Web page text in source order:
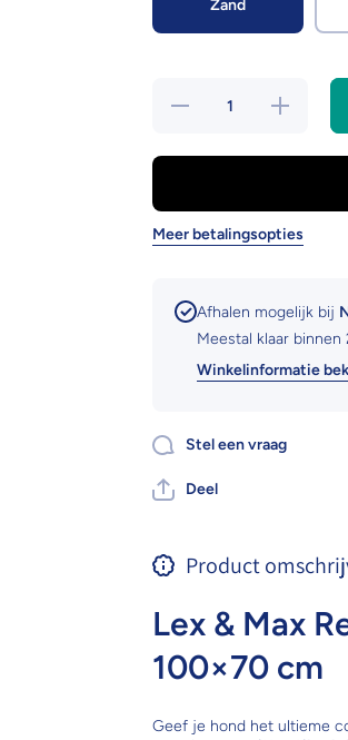
Zand
Hoeveelheid
Verhoog de
hoeveelheid
voor Lex
Meer betalingsopties
Afhalen mogelijk bij
Meestal klaar binnen
Winkelinformatie
Stel een vraag
Deel
Product
Lex & Max
100×70 cm
Geef je hond het ultieme